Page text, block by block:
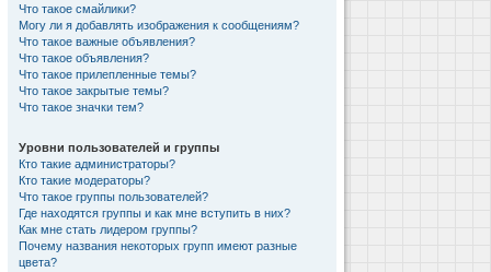
Что такое смайлики?
Могу ли я добавлять изображения к сообщениям?
Что такое важные объявления?
Что такое объявления?
Что такое прилепленные темы?
Что такое закрытые темы?
Что такое значки тем?
Уровни пользователей и группы
Кто такие администраторы?
Кто такие модераторы?
Что такое группы пользователей?
Где находятся группы и как мне вступить в них?
Как мне стать лидером группы?
Почему названия некоторых групп имеют разные
цвета?